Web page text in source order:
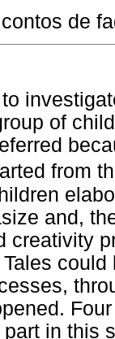
contos de
of
from
and,
creativity
in this